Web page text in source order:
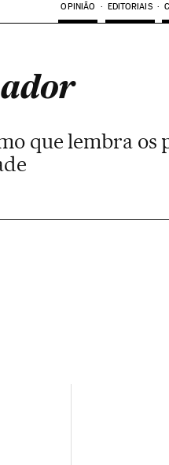
OPINIÃO EDITORIAIS
que lembra os